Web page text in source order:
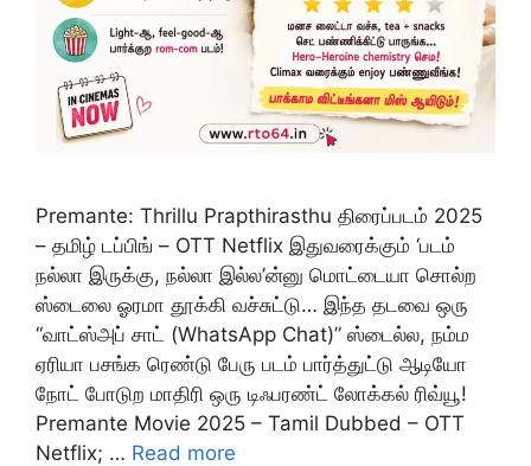
Premante: Thrillu Prapthirasthu திரைப்படம் 2025
– தமிழ் டப்பிங் – OTT Netflix இதுவரைக்கும் ‘படம்
நல்லா இருக்கு, நல்லா இல்ல’ன்னு மொட்டையா சொல்ற
ஸ்டைலை ஓரமா தூக்கி வச்சுட்டு… இந்த தடவை ஒரு
“வாட்ஸ்அப் சாட் (WhatsApp Chat)” ஸ்டைல்ல, நம்ம
ஏரியா பசங்க ரெண்டு பேரு படம் பார்த்துட்டு ஆடியோ
நோட் போடுற மாதிரி ஒரு டிஃபரண்ட் லோக்கல் ரிவ்யூ!
Premante Movie 2025 – Tamil Dubbed – OTT
Netflix; … Read more